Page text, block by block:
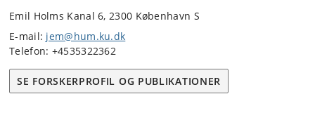
Emil Holms Kanal 6, 2300 København S
E-mail: jem@hum.ku.dk
Telefon: +4535322362
SE FORSKERPROFIL OG PUBLIKATIONER